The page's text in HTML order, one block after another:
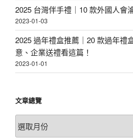
2025 台灣伴手禮｜10 款外國人會
2023-01-03
2025 過年禮盒推薦｜20 款過年禮
意、企業送禮看這篇！
2023-01-01
文章總覽
文
章